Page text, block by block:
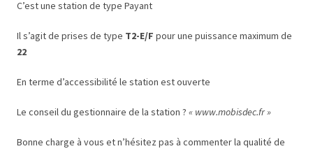
C’est une station de type Payant
Il s’agit de prises de type T2-E/F pour une puissance maximum de
22
En terme d’accessibilité le station est ouverte
Le conseil du gestionnaire de la station ? « www.mobisdec.fr »
Bonne charge à vous et n’hésitez pas à commenter la qualité de